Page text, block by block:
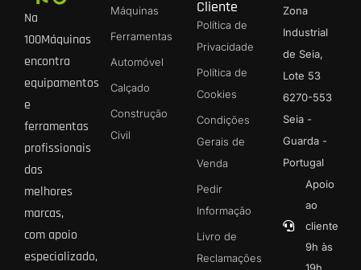
Na
100Máquinas
encontra
equipamentos
e
ferramentas
profissionais
das
melhores
marcas,
com apoio
especializado,
Máquinas
Ferramentas
Automóvel
Calçado
Construção
Civil
Cliente
Política de
Privacidade
Política de
Cookies
Condições
Gerais de
Venda
Pedir
Informação
Livro de
Reclamações
Zona
Industrial
de Seia,
Lote 53
6270-553
Seia -
Guarda -
Portugal
Apoio
ao
cliente
9h às